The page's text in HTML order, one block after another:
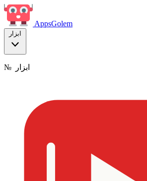
AppsGolem
ابزار
№ ابزار